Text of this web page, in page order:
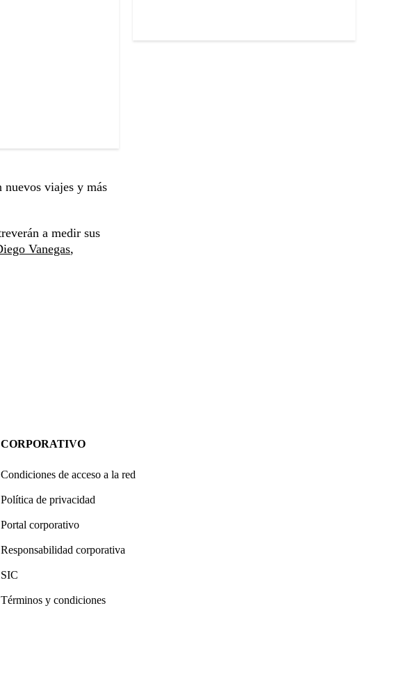
nuevos viajes y más
a medir sus
Vanegas,
CORPORATIVO
Condiciones de acceso a la red
Política de privacidad
Portal corporativo
Responsabilidad corporativa
SIC
Términos y condiciones